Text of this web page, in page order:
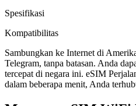
Spesifikasi
Kompatibilitas
Sambungkan ke Internet di
Telegram, tanpa batasan. Anda
tercepat di negara ini. eSIM
dalam beberapa menit, Anda